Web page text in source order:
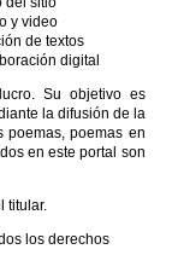
y video
de textos
digital
Su objetivo es
la difusión de la
poemas, poemas en
en este portal son
titular.
los derechos